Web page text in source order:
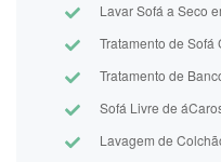
Lavar Sofá a Seco
Tratamento de Sofá
Tratamento de
Sofá Livre de
Lavagem de